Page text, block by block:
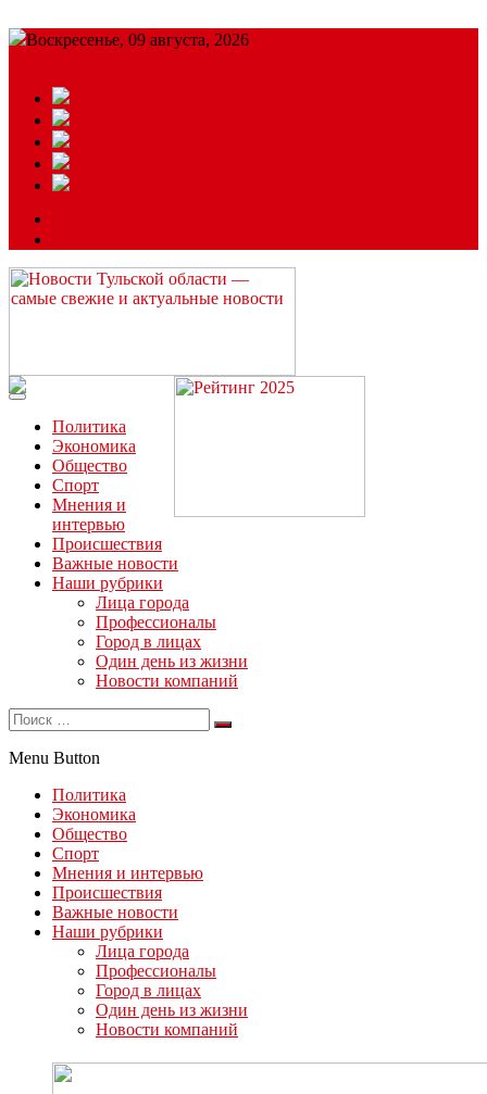
Воскресенье, 09 августа, 2026
Читайте последние новости дня в Тульской области на сайте
“ЗаНовомосковск”
Политика
Экономика
Общество
Спорт
Мнения и
интервью
Происшествия
Важные новости
Наши рубрики
Лица города
Профессионалы
Город в лицах
Один день из жизни
Новости компаний
Menu Button
Политика
Экономика
Общество
Спорт
Мнения и интервью
Происшествия
Важные новости
Наши рубрики
Лица города
Профессионалы
Город в лицах
Один день из жизни
Новости компаний